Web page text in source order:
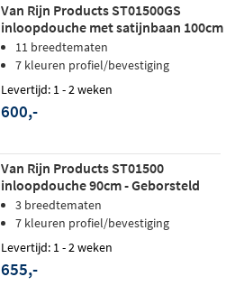
Van Rijn Products ST01500GS
inloopdouche met satijnbaan 100cm
- Mat zwart
11 breedtematen
7 kleuren profiel/bevestiging
Levertijd: 1 - 2 weken
600,-
Van Rijn Products ST01500
inloopdouche 90cm - Geborsteld
koper - Satijnglas
3 breedtematen
7 kleuren profiel/bevestiging
Levertijd: 1 - 2 weken
655,-